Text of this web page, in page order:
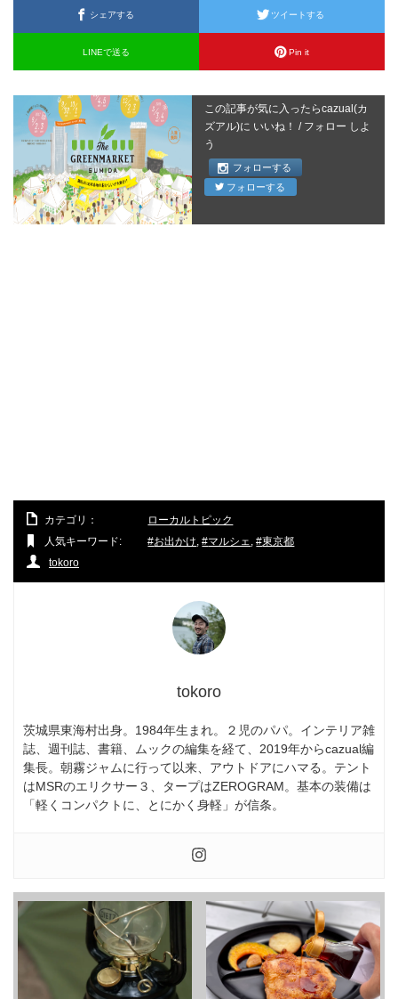
シェアする ツイートする
LINEで送る Pin it
この記事が気に入ったらcazual(カ
ズアル)に いいね！ / フォロー しよ
う
フォローする
フォローする
カテゴリ：
ローカルトピック
人気キーワード:
お出かけ, マルシェ, 東京都
tokoro
tokoro
茨城県東海村出身。1984年生まれ。２児のパパ。インテリア雑
誌、週刊誌、書籍、ムックの編集を経て、2019年からcazual編
集長。朝霧ジャムに行って以来、アウトドアにハマる。テント
はMSRのエリクサー３、タープはZEROGRAM。基本の装備は
「軽くコンパクトに、とにかく身軽」が信条。